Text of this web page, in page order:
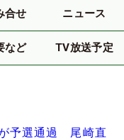
合せ ニュース
など TV放送予定
予選通過 尾崎直